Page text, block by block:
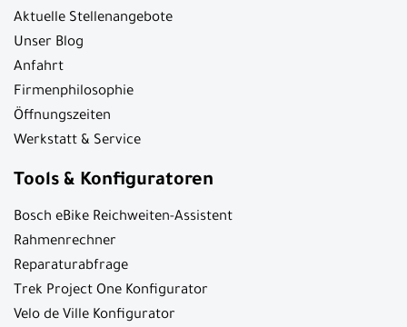
Aktuelle Stellenangebote
Unser Blog
Anfahrt
Firmenphilosophie
Öffnungszeiten
Werkstatt & Service
Tools & Konfiguratoren
Bosch eBike Reichweiten-Assistent
Rahmenrechner
Reparaturabfrage
Trek Project One Konfigurator
Velo de Ville Konfigurator